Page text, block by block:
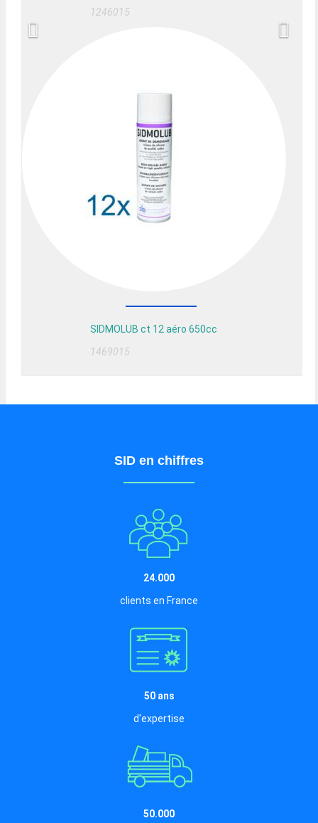
1246015
SIDMOLUB ct 12 aéro 650cc
1469015
SID en chiffres
24.000
clients en France
50 ans
d'expertise
50.000